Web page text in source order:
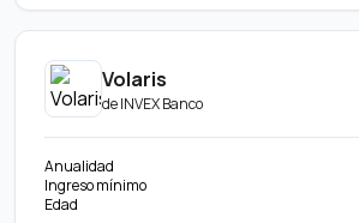
Volaris
deINVEX Banco
Anualidad
Ingreso mínimo
Edad